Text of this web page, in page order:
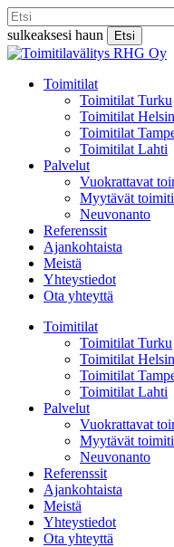
Skip
to
main
content
sulkeaksesi haun
Etsi
Close
Menu
Toimitilat
Toimitilat Turku
Toimitilat
Toimitilat
Toimitilat Lahti
Palvelut
Vuokrattavat
Myytävät
Neuvonanto
Referenssit
Ajankohtaista
Meistä
Yhteystiedot
Ota yhteyttä
Toimitilat
Toimitilat Turku
Toimitilat
Toimitilat
Toimitilat Lahti
Palvelut
Vuokrattavat
Myytävät
Neuvonanto
Referenssit
Ajankohtaista
Meistä
Yhteystiedot
Ota yhteyttä